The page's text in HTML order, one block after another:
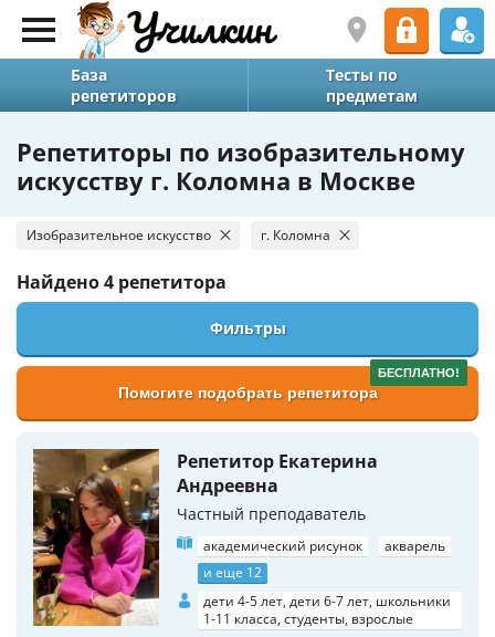
База
репетиторов
Тесты по
предметам
Репетиторы по изобразительному
искусству г. Коломна в Москве
Изобразительное искусство г. Коломна
Найдено4 репетитора
Фильтры
БЕСПЛАТНО!
Помогите подобрать репетитора
Репетитор Екатерина
Андреевна
Частный преподаватель
академический рисунок
акварель
и еще 12
дети 4-5 лет, дети 6-7 лет, школьники
1-11 класса, студенты, взрослые